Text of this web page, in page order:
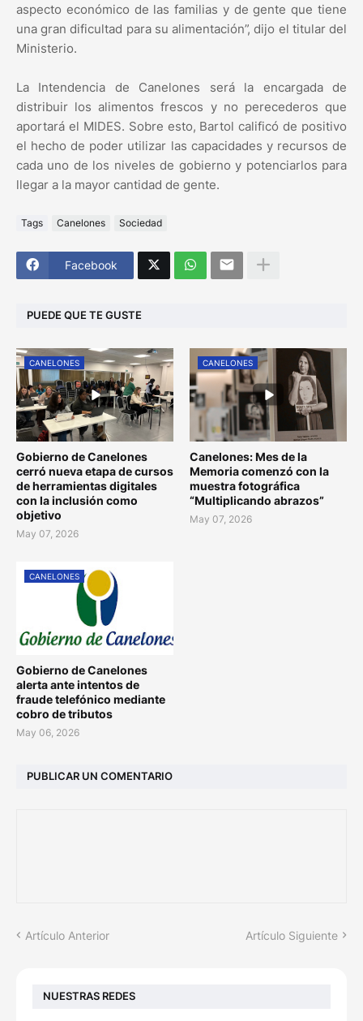
aspecto económico de las familias y de gente que tiene
una gran dificultad para su alimentación”, dijo el titular del
Ministerio.
La Intendencia de Canelones será la encargada de
distribuir los alimentos frescos y no perecederos que
aportará el MIDES. Sobre esto, Bartol calificó de positivo
el hecho de poder utilizar las capacidades y recursos de
cada uno de los niveles de gobierno y potenciarlos para
llegar a la mayor cantidad de gente.
Tags Canelones Sociedad
Facebook
PUEDE QUE TE GUSTE
CANELONES
Gobierno de Canelones
cerró nueva etapa de cursos
de herramientas digitales
con la inclusión como
objetivo
May 07, 2026
CANELONES
Canelones: Mes de la
Memoria comenzó con la
muestra fotográfica
“Multiplicando abrazos”
May 07, 2026
CANELONES
Gobierno de Canelones
alerta ante intentos de
fraude telefónico mediante
cobro de tributos
May 06, 2026
PUBLICAR UN COMENTARIO
Artículo Anterior Artículo Siguiente
NUESTRAS REDES